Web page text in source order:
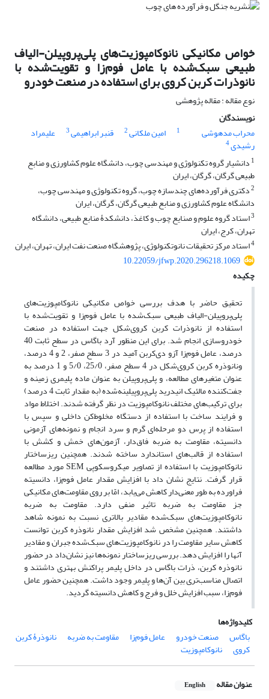
خواص مکانیکی نانوکامپوزیت‌های پلی‌پروپیلن-الیاف‌
طبیعی سبک‌شده با عامل فوم‌زا و تقویت‌شده با
نانوذرات کربن کروی برای استفاده در صنعت خودرو
نوع مقاله : مقاله پژوهشی
نویسندگان
محراب مدهوشی
1 امین ملکانی2 قنبر ابراهیمی3 علیمراد
رشیدی4
1 دانشیار گروه تکنولوژی و مهندسی چوب، دانشگاه علوم کشاورزی و منابع
طبیعی گرگان، گرگان، ایران
2دکتری فرآورده‌های چندسازه چوب، گروه تکنولوژی و مهندسی چوب،
دانشگاه علوم کشاورزی و منابع طبیعی گرگان، گرگان، ایران
3استاد گروه علوم و صنایع چوب و کاغذ، دانشکدۀ منابع طبیعی، دانشگاه
تهران، کرج، ایران
4استاد مرکز تحقیقات نانوتکنولوژی، پژوهشگاه صنعت نفت ایران، تهران، ایران
10.22059/jfwp.2020.296218.1069
چکیده
تحقیق حاضر با هدف بررسی خواص مکانیکی نانوکامپوزیت‌های
پلی‌پروپیلن-الیاف طبیعی سبک‌شده با عامل فوم‌زا و تقویت‌شده با
استفاده از نانو‌ذرات کربن کروی‌شکل جهت استفاده در صنعت
خودرو‌سازی انجام شد. برای این منظور آرد باگاس در سطح ثابت 40
درصد، عامل فوم‌زا آزو ‌دی‌کربن آمید در 3 سطح صفر، 2 و 4 درصد،
ونانوذره کربن کروی‌شکل در 4 سطح صفر، 25/0، 5/0 و 1 درصد به
عنوان متغیرهای مطالعه، و پلی‌پروپیلن به عنوان ماده پلیمری زمینه و
جفت‌کننده مالئیک انیدرید پلی‌پروپیلینه‌شده (به مقدار ثابت 4 درصد)
برای ترکیب‌های مختلف نانوکامپوزیت در نظر گرفته شدند. اختلاط مواد
و فرایند ساخت با استفاده از دستگاه مخلوط‌کن داخلی و سپس با
استفاده از پرس دو مرحله‌ای گرم و سرد انجام و نمونه‌های آزمونی
دانسیته، مقاومت به ضربه فاق‌دار، آزمون‌های خمش و کشش با
استفاده از قالب‌های استاندارد ساخته شدند. همچنین ریزساختار
نانوکامپوزیت با استفاده از تصاویر میکروسکوپی SEM مورد مطالعه
قرار گرفت. نتایج نشان داد با افزایش مقدار عامل فوم‌زا، دانسیته
فراورده به طور‌ معنی‌دار کاهش می‌یابد، امّا بر روی مقاومت‌های مکانیکی
جز مقاومت به ضربه تاثیر منفی دارد. مقاومت به ضربه
نانوکامپوزیت‌های سبک‌شده مقادیر بالاتری نسبت به نمونه شاهد
داشتند. همچنین مشخص شد افزایش مقدار نانوذره کربن توانست
کاهش سایر مقاومت را در نانوکامپوزیت‌های سبک‌شده جبران و مقادیر
آنها را افزایش دهد. بررسی ریزساختار نمونه‌ها نیز نشان‌داد در حضور
نانوذره کربن، ذرات باگاس در داخل پلیمر پراکنش بهتری داشتند و
اتصال مناسب‌تری بین آن‌ها و پلیمر وجود داشت. همچنین حضور عامل
فوم‌زا، سبب افزایش خلل و فرج و کاهش دانسیته گردید.
کلیدواژه‌ها
باگاس
صنعت خودرو عامل فوم‌زا مقاومت به ضربه نانوذرۀ ‌کربن
کروی نانوکامپوزیت
عنوان مقاله English